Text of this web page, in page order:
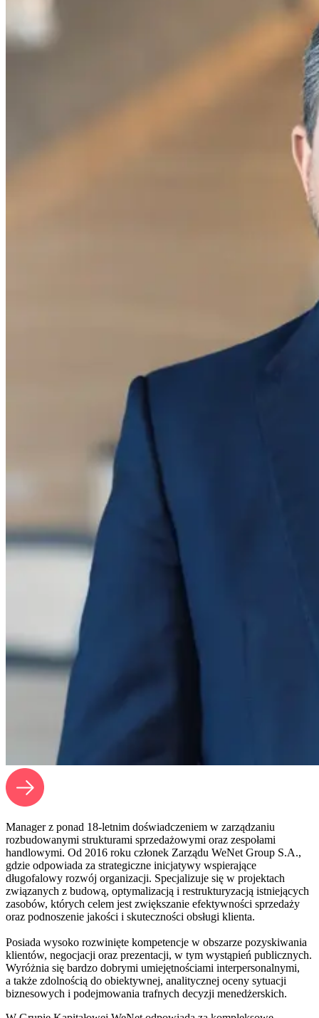
Manager z ponad 18-letnim doświadczeniem w zarządzaniu
rozbudowanymi strukturami sprzedażowymi oraz zespołami
handlowymi. Od 2016 roku członek Zarządu WeNet Group S.A.,
gdzie odpowiada za strategiczne inicjatywy wspierające
długofalowy rozwój organizacji. Specjalizuje się w projektach
związanych z budową, optymalizacją i restrukturyzacją istniejących
zasobów, których celem jest zwiększanie efektywności sprzedaży
oraz podnoszenie jakości i skuteczności obsługi klienta.
Posiada wysoko rozwinięte kompetencje w obszarze pozyskiwania
klientów, negocjacji oraz prezentacji, w tym wystąpień publicznych.
Wyróżnia się bardzo dobrymi umiejętnościami interpersonalnymi,
a także zdolnością do obiektywnej, analitycznej oceny sytuacji
biznesowych i podejmowania trafnych decyzji menedżerskich.